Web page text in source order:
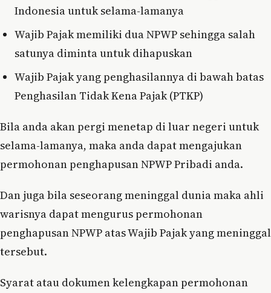
Indonesia untuk selama-lamanya
Wajib Pajak memiliki dua NPWP sehingga salah
satunya diminta untuk dihapuskan
Wajib Pajak yang penghasilannya di bawah batas
Penghasilan Tidak Kena Pajak (PTKP)
Bila anda akan pergi menetap di luar negeri untuk
selama-lamanya, maka anda dapat mengajukan
permohonan penghapusan NPWP Pribadi anda.
Dan juga bila seseorang meninggal dunia maka ahli
warisnya dapat mengurus permohonan
penghapusan NPWP atas Wajib Pajak yang meninggal
tersebut.
Syarat atau dokumen kelengkapan permohonan